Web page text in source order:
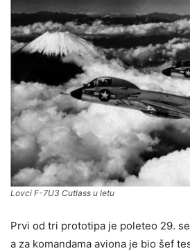
Lovci F-7U3 Cutlass u letu
Prvi od tri prototipa je poleteo 29.
a za komandama aviona je bio šef